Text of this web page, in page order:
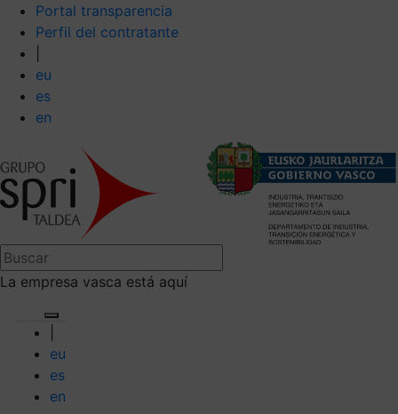
Portal transparencia
Perfil del contratante
eu
es
en
La empresa vasca está aquí
eu
es
en